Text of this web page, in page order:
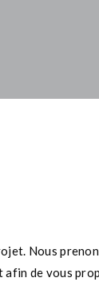
Nous
de vous